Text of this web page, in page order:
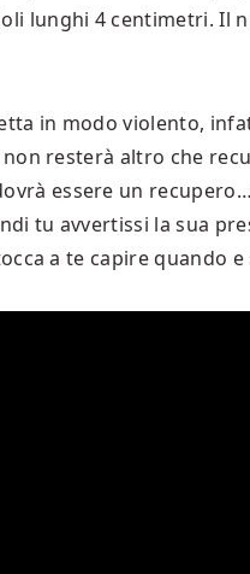
lunghi 4 centimetri. Il
in modo violento,
resterà altro che
essere un
tu avvertissi la sua
a te capire quando